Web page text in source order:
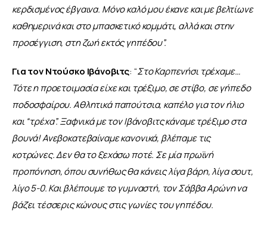
κερδισμένος έβγαινα. Μόνο καλό μου έκανε και με βελτίωνε
καθημερινά και στο μπασκετικό κομμάτι, αλλά και στην
προσέγγιση, στη ζωή εκτός γηπέδου”.
Για τον Ντούσκο Ιβάνοβιτς: “Στο Καρπενήσι τρέχαμε…
Τότε η προετοιμασία είχε και τρέξιμο, σε στίβο, σε γήπεδο
ποδοσφαίρου. Αθλητικά παπούτσια, καπέλο για τον ήλιο
και “τρέχα”. Ξαφνικά με τον Ιβάνοβιτς κάναμε τρέξιμο στα
βουνά! Ανεβοκατεβαίναμε κανονικά, βλέπαμε τις
κοτρώνες. Δεν θα το ξεχάσω ποτέ. Σε μία πρωϊνή
προπόνηση, όπου συνήθως θα κάνεις λίγα βάρη, λίγα σουτ,
λίγο 5-0. Και βλέπουμε το γυμναστή, τον Σάββα Αρώνη να
βάζει τέσσερις κώνους στις γωνίες του γηπέδου.